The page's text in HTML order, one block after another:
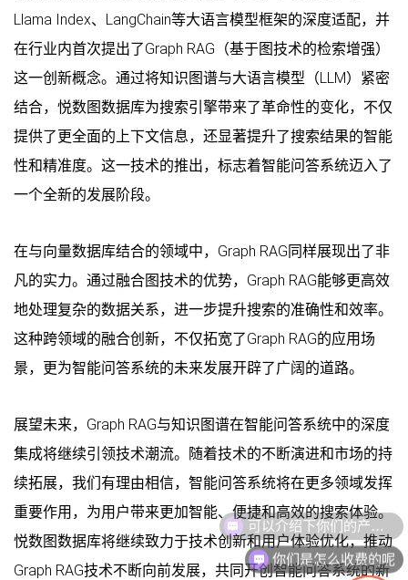
Llama Index、LangChain等大语言模型框架的深度适配，并
在行业内首次提出了Graph RAG（基于图技术的检索增强）
这一创新概念。通过将知识图谱与大语言模型（LLM）紧密
结合，悦数图数据库为搜索引擎带来了革命性的变化，不仅
提供了更全面的上下文信息，还显著提升了搜索结果的智能
性和精准度。这一技术的推出，标志着智能问答系统迈入了
一个全新的发展阶段。
在与向量数据库结合的领域中，Graph RAG同样展现出了非
凡的实力。通过融合图技术的优势，Graph RAG能够更高效
地处理复杂的数据关系，进一步提升搜索的准确性和效率。
这种跨领域的融合创新，不仅拓宽了Graph RAG的应用场
景，更为智能问答系统的未来发展开辟了广阔的道路。
展望未来，Graph RAG与知识图谱在智能问答系统中的深度
集成将继续引领技术潮流。随着技术的不断演进和市场的持
续拓展，我们有理由相信，智能问答系统将在更多领域发挥
重要作用，为用户带来更加智能、便捷和高效的搜索体验。
悦数图数据库将继续致力于技术创新和用户体验优化，推动
Graph RAG技术不断向前发展，共同开创智能问答系统的新
你们是怎么收费的呢